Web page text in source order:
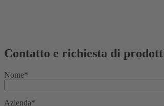
Contatto e richiesta di
Nome*
Azienda*